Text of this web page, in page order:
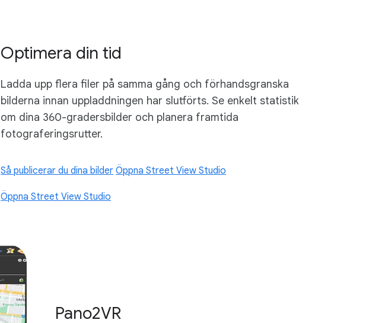
Optimera din tid
Ladda upp flera filer på samma gång och förhandsgranska
bilderna innan uppladdningen har slutförts. Se enkelt statistik
om dina 360-gradersbilder och planera framtida
fotograferingsrutter.
Så publicerar du dina bilder Öppna Street View Studio
Öppna Street View Studio
Pano2VR